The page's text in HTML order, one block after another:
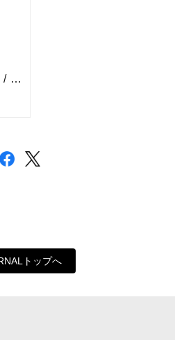
トップへ